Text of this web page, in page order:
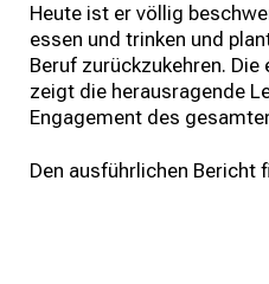
Heute ist er völlig
essen und trinken und
Beruf zurückzukehren.
zeigt die herausragende
Engagement des
Den ausführlichen Bericht